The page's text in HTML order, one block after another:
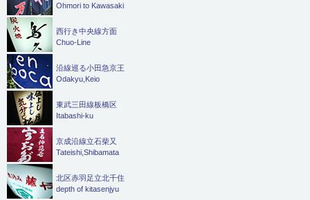
Ohmori to Kawasaki
西行き中央線方面
Chuo-Line
沿線巡る小田急京王
Odakyu,Keio
東武三田線板橋区
Itabashi-ku
京成沿線立石柴又
Tateishi,Shibamata
北区赤羽足立北千住
depth of kitasenjyu